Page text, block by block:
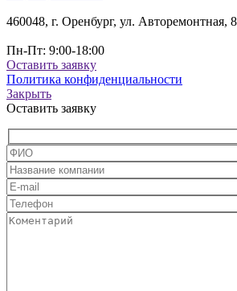
460048, г. Оренбург, ул. Авторемонтная, 8
Пн-Пт: 9:00-18:00
Оставить заявку
Политика конфиденциальности
Закрыть
Оставить заявку